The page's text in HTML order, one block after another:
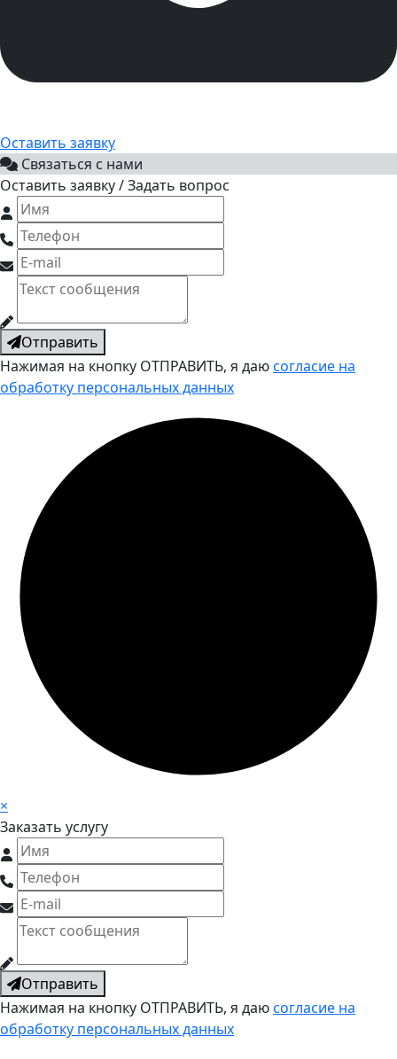
Оставить заявку
Связаться с нами
Оставить заявку / Задать вопрос
Отправить
Нажимая на кнопку ОТПРАВИТЬ, я даюсогласие на
обработку персональных данных
×
Заказать услугу
Отправить
Нажимая на кнопку ОТПРАВИТЬ, я даюсогласие на
обработку персональных данных